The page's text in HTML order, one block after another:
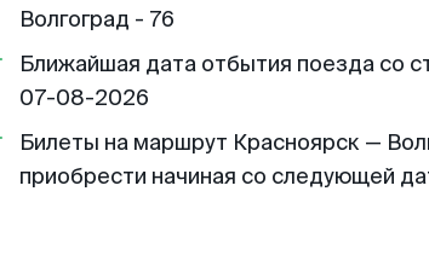
Волгоград - 76
Ближайшая дата отбытия поезда со
07-08-2026
Билеты на маршрут Красноярск —
приобрести начиная со следующей